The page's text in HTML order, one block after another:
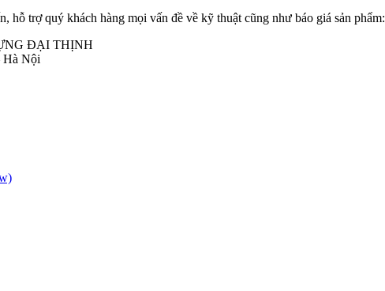
trợ quý khách hàng mọi vấn đề về kỹ thuật cũng như báo giá sản phẩm:
ĐẠI THỊNH
Hà Nội